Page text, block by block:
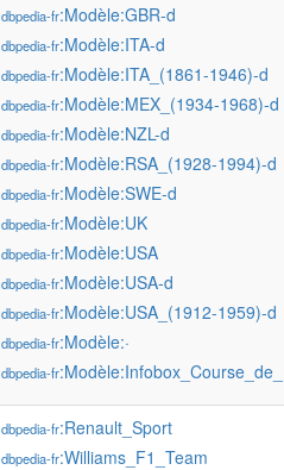
dbpedia-fr:Modèle:GBR-d
dbpedia-fr:Modèle:ITA-d
dbpedia-fr:Modèle:ITA_(1861-1946)-d
dbpedia-fr:Modèle:MEX_(1934-1968)-d
dbpedia-fr:Modèle:NZL-d
dbpedia-fr:Modèle:RSA_(1928-1994)-d
dbpedia-fr:Modèle:SWE-d
dbpedia-fr:Modèle:UK
dbpedia-fr:Modèle:USA
dbpedia-fr:Modèle:USA-d
dbpedia-fr:Modèle:USA_(1912-1959)-d
dbpedia-fr:Modèle:·
dbpedia-fr
dbpedia-fr:Renault_Sport
dbpedia-fr:Williams_F1_Team